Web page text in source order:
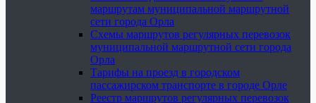
маршрутам муниципальной маршрутной
сети города Орла
Схемы маршрутов регулярных перевозок
муниципальной маршрутной сети города
Орла
Тарифы на проезд в городском
пассажирском транспорте в городе Орле
Реестр маршрутов регулярных перевозок